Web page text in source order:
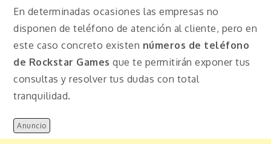
En determinadas ocasiones las empresas no
disponen de teléfono de atención al cliente, pero en
este caso concreto existen números de teléfono
de Rockstar Gamesque te permitirán exponer tus
consultas y resolver tus dudas con total
tranquilidad.
Anuncio